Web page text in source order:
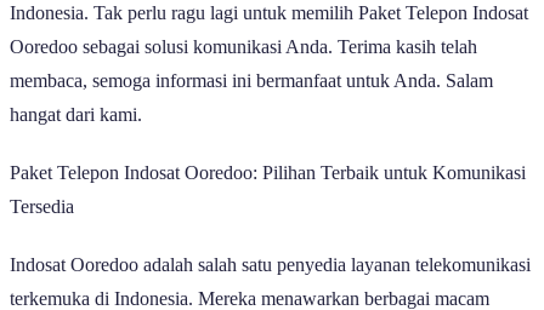
Indonesia. Tak perlu ragu lagi untuk memilih Paket Telepon Indosat
Ooredoo sebagai solusi komunikasi Anda. Terima kasih telah
membaca, semoga informasi ini bermanfaat untuk Anda. Salam
hangat dari kami.
Paket Telepon Indosat Ooredoo: Pilihan Terbaik untuk Komunikasi
Tersedia
Indosat Ooredoo adalah salah satu penyedia layanan telekomunikasi
terkemuka di Indonesia. Mereka menawarkan berbagai macam